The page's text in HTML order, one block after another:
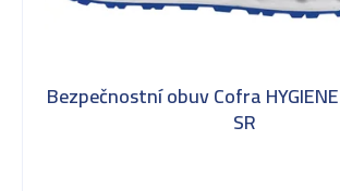
Bezpečnostní obuv Cofra HYGIENE
SR